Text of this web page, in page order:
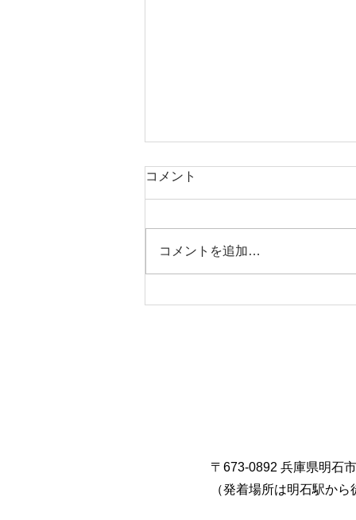
本日タコ便
コメント
コメントを追加…
〒673-0892 兵庫県明石
（発着場所は明石駅から